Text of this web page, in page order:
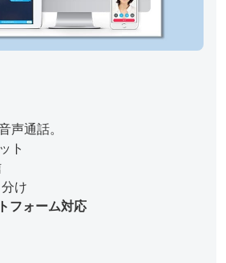
声通話。
ト
け
フォーム対応